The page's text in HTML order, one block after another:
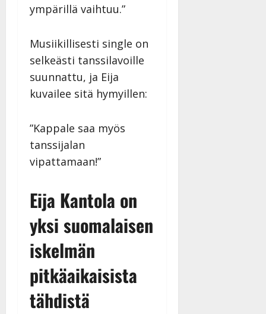
ympärillä vaihtuu.”
Musiikillisesti single on
selkeästi tanssilavoille
suunnattu, ja Eija
kuvailee sitä hymyillen:
”Kappale saa myös
tanssijalan
vipattamaan!”
Eija Kantola on
yksi suomalaisen
iskelmän
pitkäaikaisista
tähdistä